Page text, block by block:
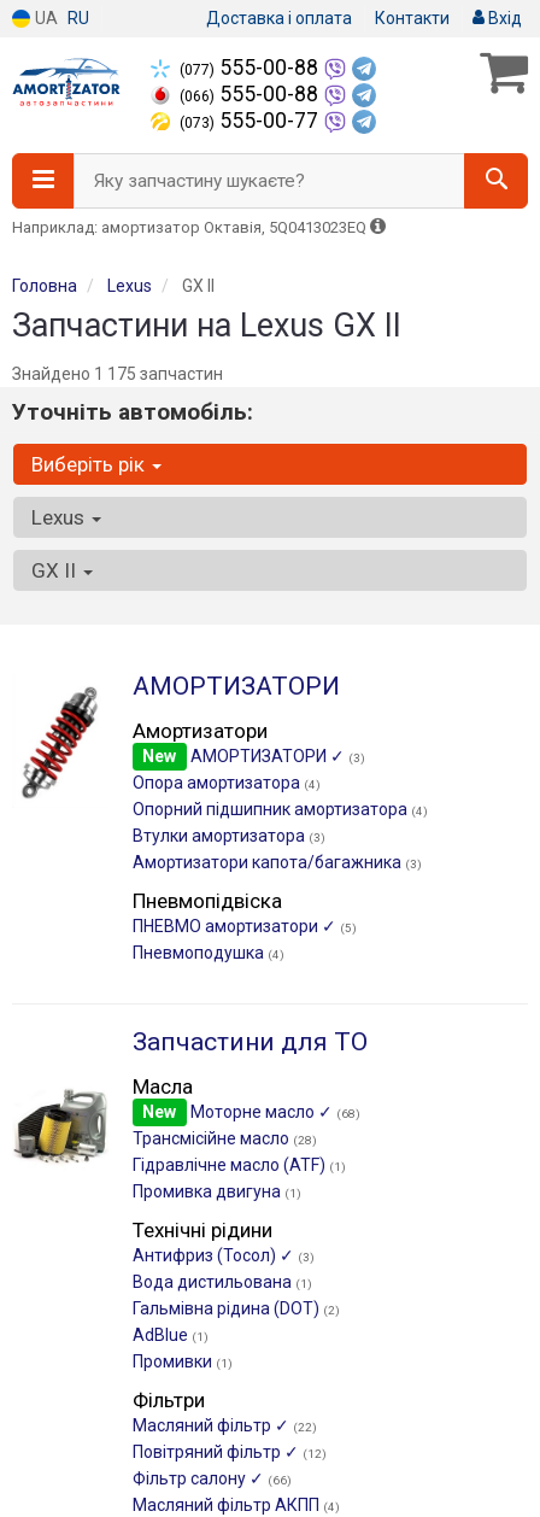
UA RU Доставка і оплата Контакти Вхід
(077) 555-00-88
(066) 555-00-88
(073) 555-00-77
Яку запчастину шукаєте?
Наприклад: амортизатор Октавія, 5Q0413023EQ
Головна Lexus GX II
Запчастини на Lexus GX II
Знайдено 1 175 запчастин
Уточніть автомобіль:
Виберіть рік
Lexus
GX II
АМОРТИЗАТОРИ
Амортизатори
New АМОРТИЗАТОРИ ✓ (3)
Опора амортизатора (4)
Опорний підшипник амортизатора (4)
Втулки амортизатора (3)
Амортизатори капота/багажника (3)
Пневмопідвіска
ПНЕВМО амортизатори ✓ (5)
Пневмоподушка (4)
Запчастини для ТО
Масла
New Моторне масло ✓ (68)
Трансмісійне масло (28)
Гідравлічне масло (ATF) (1)
Промивка двигуна (1)
Технічні рідини
Антифриз (Тосол) ✓ (3)
Вода дистильована (1)
Гальмівна рідина (DOT) (2)
AdBlue (1)
Промивки (1)
Фільтри
Масляний фільтр ✓ (22)
Повітряний фільтр ✓ (12)
Фільтр салону ✓ (66)
Масляний фільтр АКПП (4)